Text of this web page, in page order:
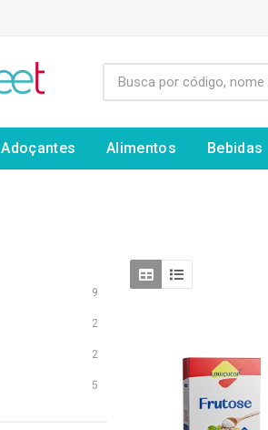
Adoçantes Alimentos Bebidas
9
2
2
5